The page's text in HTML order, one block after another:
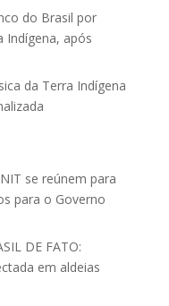
do Brasil por
Indígena, após
da Terra Indígena
se reúnem para
para o Governo
DE FATO:
em aldeias